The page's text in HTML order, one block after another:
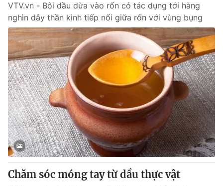
Phim VTV
Hậu trường
Nhân vật
Khán giả
Giải sao mai
Giải trí
Điện ảnh
Âm nhạc
Sao
Đời sống
Du lịch
Làm đẹp
Chất lượng cuộc sống
Giáo dục
Tuyển sinh
Học trực tuyến
Công nghệ
Hitech Công nghệ tương lai
Sản phẩm
Thị trường
Giao lưu trực tuyến
Lịch phát sóng
VTV.vn - Bôi dầu dừa vào rốn có tác dụng tới hàng
nghìn dây thần kinh tiếp nối giữa rốn với vùng bụng
Chăm sóc móng tay từ dầu thực vật